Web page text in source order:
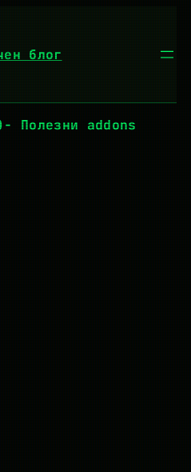
блог
Полезни addons